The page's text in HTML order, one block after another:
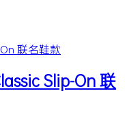
Slip-On 联